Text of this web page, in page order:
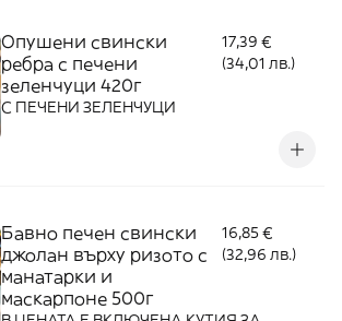
Опушени свински
ребра с печени
зеленчуци 420г
17,39 €
(34,01 лв.)
С ПЕЧЕНИ ЗЕЛЕНЧУЦИ
Бавно печен свински
джолан върху ризото с
манатарки и
маскарпоне 500г
16,85 €
(32,96 лв.)